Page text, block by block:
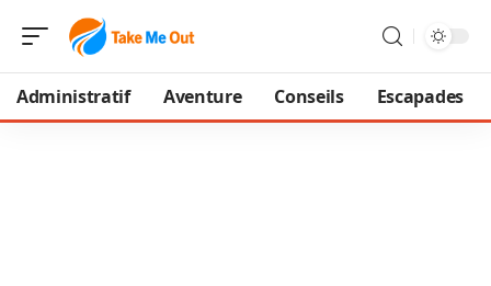
Administratif Aventure Conseils Escapades